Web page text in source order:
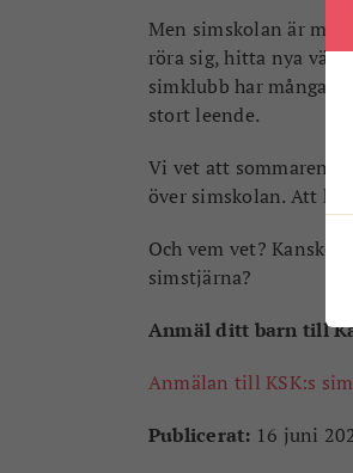
Men simskolan är mer
röra sig, hitta nya
simklubb har många
stort leende.
Vi vet att sommaren
över simskolan. Att
Och vem vet? Kanske
simstjärna?
Anmäl ditt barn till
Anmälan till KSK:s
Publicerat: 16 juni